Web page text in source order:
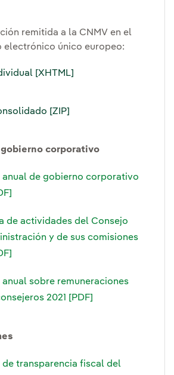
remitida a la CNMV en el
electrónico único europeo:
[XHTML]
[ZIP]
corporativo
anual de gobierno corporativo
de actividades del Consejo
y de sus comisiones
anual sobre remuneraciones
2021 [PDF]
de transparencia fiscal del